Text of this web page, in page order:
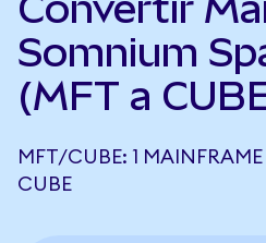
Somnium
(MFT a
MFT/CUBE: 1
CUBE